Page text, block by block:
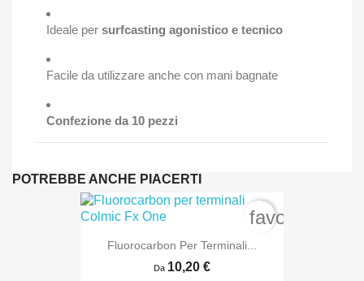
Ideale per surfcasting agonistico e tecnico
Facile da utilizzare anche con mani bagnate
Confezione da 10 pezzi
POTREBBE ANCHE PIACERTI
Fluorocarbon Per Terminali...
Da 10,20 €